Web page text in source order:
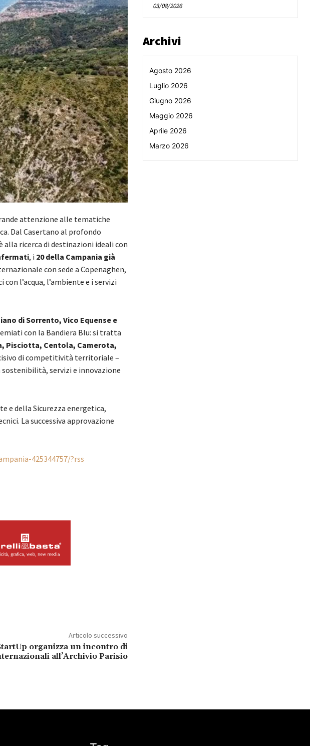
attenzione alle tematiche
Dal Casertano al profondo
ricerca di destinazioni ideali con
, i 20 della Campania già
con sede a Copenaghen,
l’acqua, l’ambiente e i servizi
di Sorrento, Vico Equense e
con la Bandiera Blu: si tratta
Pisciotta, Centola, Camerota,
di competitività territoriale –
servizi e innovazione
e della Sicurezza energetica,
La successiva approvazione
425344757/?rss
Articolo successivo
organizza un incontro di
all’Archivio Parisio
03/08/2026
Archivi
Agosto 2026
Luglio 2026
Giugno 2026
Maggio 2026
Aprile 2026
Marzo 2026